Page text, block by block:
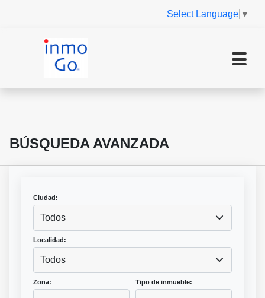
Select Language ▼
BÚSQUEDA AVANZADA
Ciudad:
Todos
Localidad:
Todos
Zona: Tipo de inmueble: